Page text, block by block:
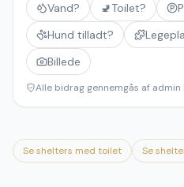
Vand? 🚽Toilet?
Hund tilladt?
Billede
Alle bidrag gennemgås af admin
Se shelters med toilet Se